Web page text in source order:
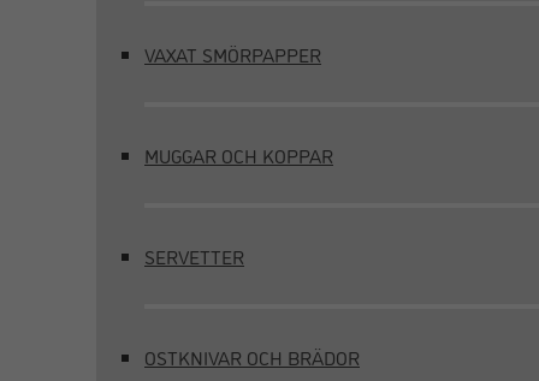
VAXAT SMÖRPAPPER
MUGGAR OCH KOPPAR
SERVETTER
OSTKNIVAR OCH BRÄDOR